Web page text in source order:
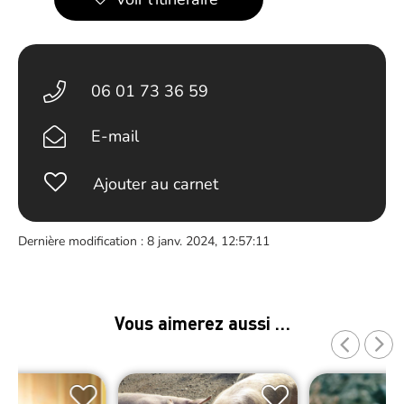
06 01 73 36 59
E-mail
Ajouter au carnet
Dernière modification : 8 janv. 2024, 12:57:11
Vous aimerez aussi …